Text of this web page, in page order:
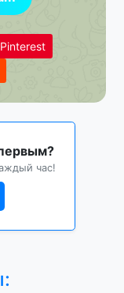
Pinterest
час!